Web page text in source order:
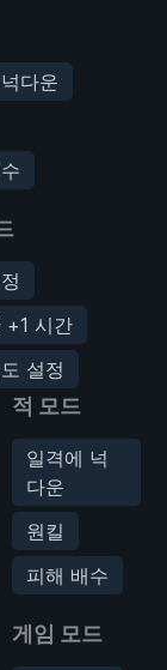
다운
+1 시간
설정
적 모드
일격에 넉
다운
원킬
피해 배수
게임 모드